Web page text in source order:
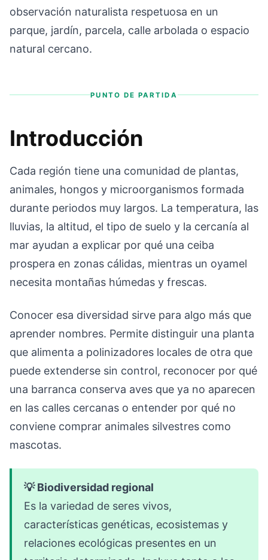
observación naturalista respetuosa en un
parque, jardín, parcela, calle arbolada o espacio
natural cercano.
PUNTO DE PARTIDA
Introducción
Cada región tiene una comunidad de plantas,
animales, hongos y microorganismos formada
durante periodos muy largos. La temperatura, las
lluvias, la altitud, el tipo de suelo y la cercanía al
mar ayudan a explicar por qué una ceiba
prospera en zonas cálidas, mientras un oyamel
necesita montañas húmedas y frescas.
Conocer esa diversidad sirve para algo más que
aprender nombres. Permite distinguir una planta
que alimenta a polinizadores locales de otra que
puede extenderse sin control, reconocer por qué
una barranca conserva aves que ya no aparecen
en las calles cercanas o entender por qué no
conviene comprar animales silvestres como
mascotas.
💡 Biodiversidad regional
Es la variedad de seres vivos,
características genéticas, ecosistemas y
relaciones ecológicas presentes en un